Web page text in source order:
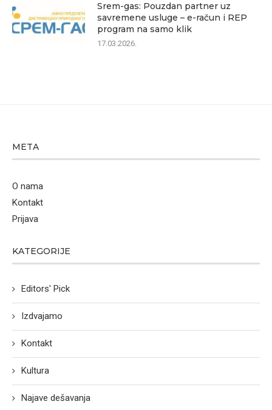
Srem-gas: Pouzdan partner uz
savremene usluge – e-račun i REP
program na samo klik
17.03.2026.
META
O nama
Kontakt
Prijava
KATEGORIJE
Editors' Pick
Izdvajamo
Kontakt
Kultura
Najave dešavanja